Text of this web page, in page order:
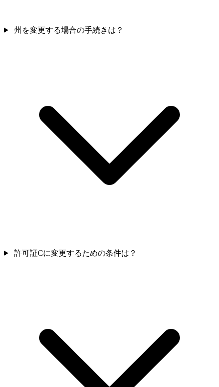
州を変更する場合の手続きは？
許可証Cに変更するための条件は？